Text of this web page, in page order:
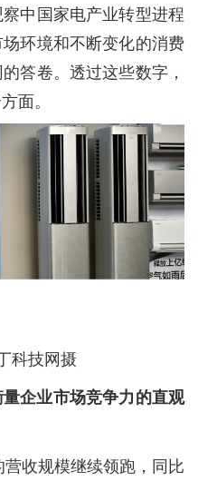
中国家电产业转型进程
环境和不断变化的消费
答卷。透过这些数字，
面。
科技网摄
企业市场竞争力的直观
收规模继续领跑，同比